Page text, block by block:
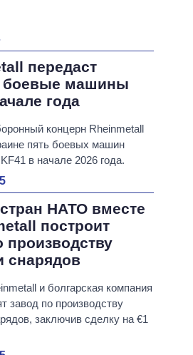
передаст
боевые машины
года
концерн Rheinmetall
пять боевых машин
в начале 2026 года.
НАТО вместе
построит
производству
снарядов
и болгарская компания
завод по производству
заключив сделку на €1